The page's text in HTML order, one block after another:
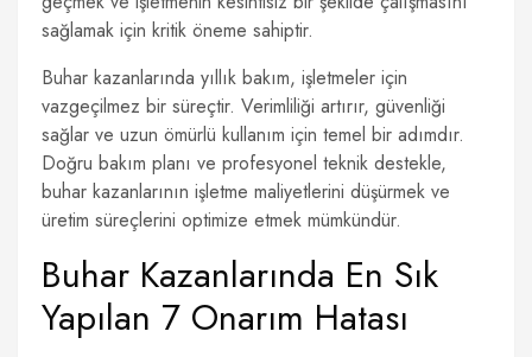
sağlamak için kritik öneme sahiptir.
Buhar kazanlarında yıllık bakım, işletmeler için
vazgeçilmez bir süreçtir. Verimliliği artırır, güvenliği
sağlar ve uzun ömürlü kullanım için temel bir adımdır.
Doğru bakım planı ve profesyonel teknik destekle,
buhar kazanlarının işletme maliyetlerini düşürmek ve
üretim süreçlerini optimize etmek mümkündür.
Buhar Kazanlarında En Sık
Yapılan 7 Onarım Hatası